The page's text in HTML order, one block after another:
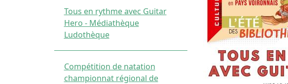
Tous en rythme avec Guitar
Hero - Médiathèque
Ludothèque
Compétition de natation
championnat régional de